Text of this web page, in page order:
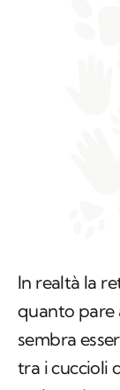
In realtà la
quanto pare
sembra
tra i cuccioli